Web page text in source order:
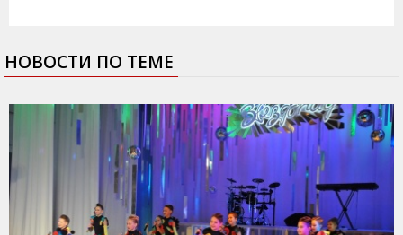
НОВОСТИ ПО ТЕМЕ